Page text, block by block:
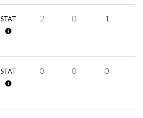
STAT 2 0 1
STAT 0 0 0